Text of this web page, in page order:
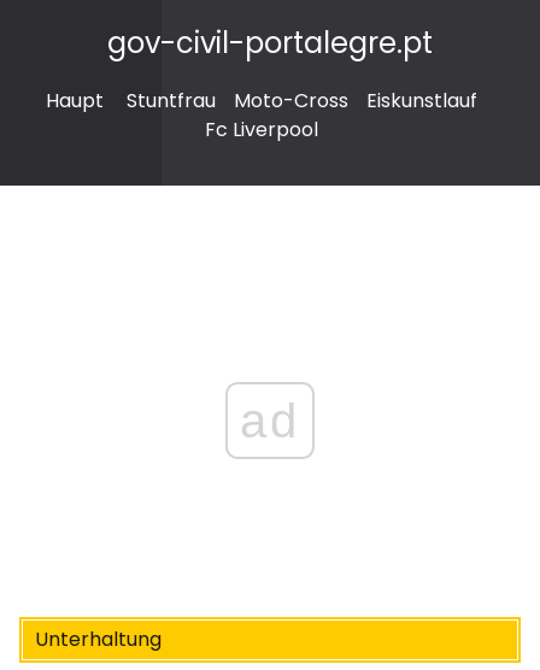
gov-civil-portalegre.pt
Haupt Stuntfrau Moto-Cross
Eiskunstlauf
Fc Liverpool
ad
Unterhaltung